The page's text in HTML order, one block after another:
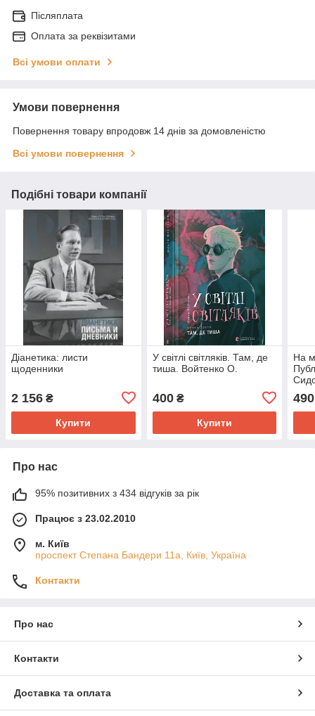
Післяплата
Оплата за реквізитами
Всі умови оплати
Умови повернення
Повернення товару впродовж 14 днів за домовленістю
Всі умови повернення
Подібні товари компанії
Діанетика: листи
щоденники
2 156 ₴
Купити
У світлі світляків. Там, де
тиша. Войтенко О.
400₴
Купити
На
490
Про нас
95% позитивних з 434 відгуків за рік
Працює з 23.02.2010
м. Київ
проспект Степана Бандери 11а, Київ, Україна
Контакти
Про нас
Контакти
Доставка та оплата